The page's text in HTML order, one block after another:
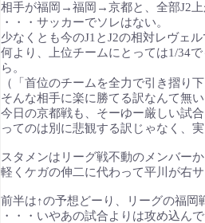
相手が福岡→福岡→京都と、全部J2
・・・サッカーでソレはない。
少なくとも今のJ1とJ2の相対レヴェ
何より、上位チームにとっては1/34
ら。
（「首位のチームを全力で引き摺り
そんな相手に楽に勝てる訳なんて無
今日の京都戦も、そーゆー厳しい試
ってのは別に悲観する訳じゃなく、
スタメンはリーグ戦不動のメンバー
軽くケガの伸二に代わって平川が右
前半は↑の予想どーり、リーグの福
・・・いやあの試合よりは攻め込ん